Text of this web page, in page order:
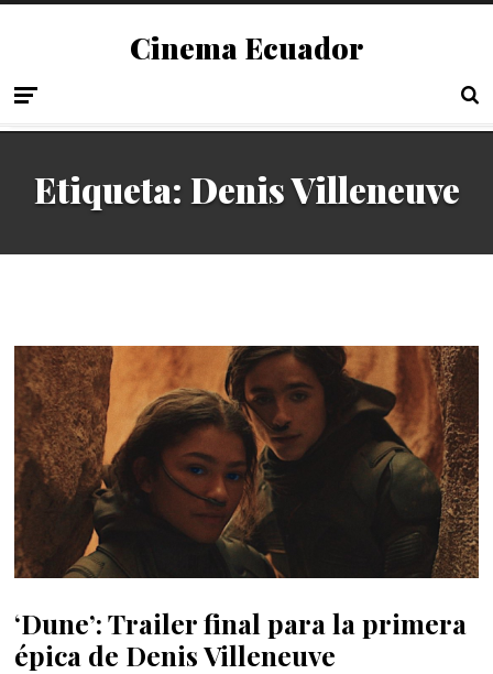
Cinema Ecuador
Etiqueta: Denis Villeneuve
‘Dune’: Trailer final para la primera
épica de Denis Villeneuve